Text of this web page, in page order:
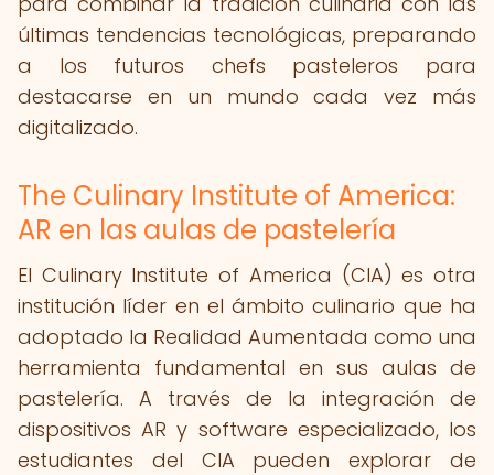
últimas tendencias tecnológicas, preparando
a los futuros chefs pasteleros para
destacarse en un mundo cada vez más
digitalizado.
The Culinary Institute of America:
AR en las aulas de pastelería
El Culinary Institute of America (CIA) es otra
institución líder en el ámbito culinario que ha
adoptado la Realidad Aumentada como una
herramienta fundamental en sus aulas de
pastelería. A través de la integración de
dispositivos AR y software especializado, los
estudiantes del CIA pueden explorar de